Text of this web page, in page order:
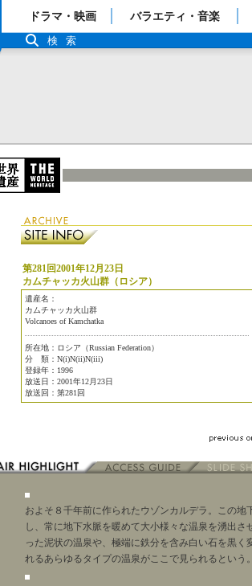
「TBSテレビ」トップページ
番組表
ドラマ・映画 バラエティ・音楽
検索
第281回2001年12月23日
カムチャッカ火山群（ロシア）
遺産名：
カムチャッカ火山群
Volcanoes of Kamchatka
所在地：ロシア（Russian Federation）
分 類：N(i)N(ii)N(iii)
登録年：1996
放送日：2001年12月23日
放送回：第281回
およそ８千年前に作られたウゾンカルデラ。この地
し、常に地下水脈を暖めて大小様々な温泉を湧出
った泥状の温泉や、極端に鉄分を含み白い石を黒
れるあらゆるタイプの温泉がここで見られるという